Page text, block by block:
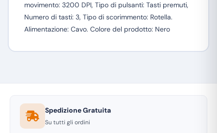
movimento: 3200 DPI, Tipo di pulsanti: Tasti premuti,
Numero di tasti: 3, Tipo di scorimmento: Rotella.
Alimentazione: Cavo. Colore del prodotto: Nero
Spedizione Gratuita
Su tutti gli ordini